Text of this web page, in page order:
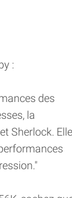
:
des
la
Sherlock. Elle